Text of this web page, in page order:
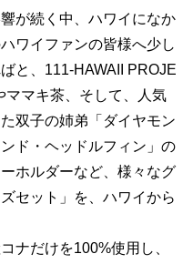
が続く中、ハワイになか
ワイファンの皆様へ少し
と、111-HAWAII PROJE
ママキ茶、そして、人気
双子の姉弟「ダイヤモン
ド・ヘッドルフィン」の
ホルダーなど、様々なグ
セット」を、ハワイから
ナだけを100%使用し、